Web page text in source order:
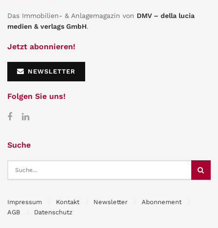
Das Immobilien- & Anlagemagazin von DMV – della lucia
medien & verlags GmbH.
Jetzt abonnieren!
NEWSLETTER
Folgen Sie uns!
Suche
Impressum Kontakt Newsletter
Abonnement
AGB
Datenschutz